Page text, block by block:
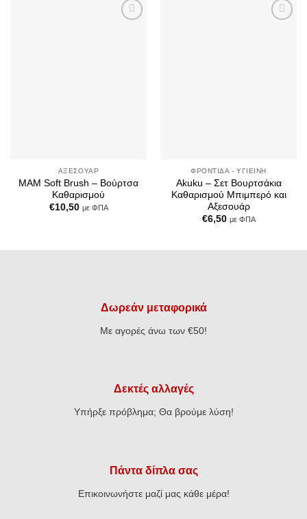
ΑΞΕΣΟΥΆΡ
MAM Soft Brush – Βούρτσα
Καθαρισμού
€10,50 με ΦΠΑ
ΦΡΟΝΤΊΔΑ - ΥΓΙΕΙΝΉ
Akuku – Σετ Βουρτσάκια
Καθαρισμού Μπιμπερό και
Αξεσουάρ
€6,50 με ΦΠΑ
Δωρεάν μεταφορικά
Με αγορές άνω των €50!
Δεκτές αλλαγές
Υπήρξε πρόβλημα; Θα βρούμε λύση!
Πάντα δίπλα σας
Επικοινωνήστε μαζί μας κάθε μέρα!